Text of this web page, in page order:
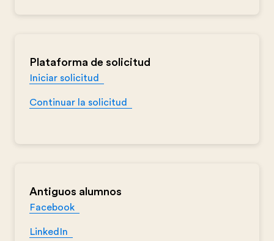
Plataforma de solicitud
Iniciar solicitud
Continuar la solicitud
Antiguos alumnos
Facebook
LinkedIn